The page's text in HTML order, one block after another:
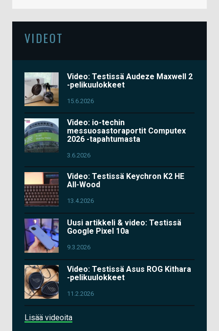
VIDEOT
Video: Testissä Audeze Maxwell 2
-pelikuulokkeet
15.6.2026
Video: io-techin
messuosastoraportit Computex
2026 -tapahtumasta
3.6.2026
Video: Testissä Keychron K2 HE
All-Wood
13.4.2026
Uusi artikkeli & video: Testissä
Google Pixel 10a
9.3.2026
Video: Testissä Asus ROG Kithara
-pelikuulokkeet
11.2.2026
Lisää videoita